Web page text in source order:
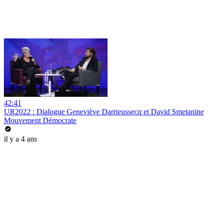
42:41
UR2022 : Dialogue Geneviève Darrieussecq et David Smetanine
Mouvement Démocrate
il y a 4 ans